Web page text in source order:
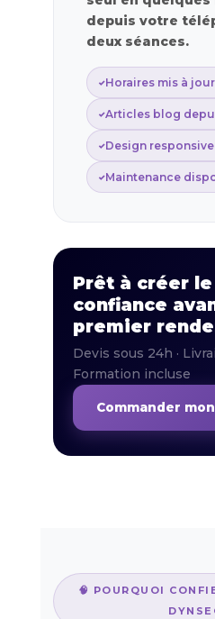
depuis votre
deux séances.
Horaires mis à
Articles blog
Design
Maintenance
Prêt à créer
confiance
premier
Devis sous 24h ·
Formation incluse
Commander
🧠 POURQUOI